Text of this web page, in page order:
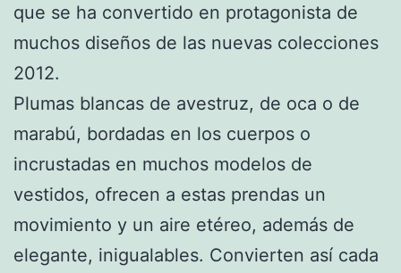
que se ha convertido en protagonista de
muchos diseños de las nuevas colecciones
2012.
Plumas blancas de avestruz, de oca o de
marabú, bordadas en los cuerpos o
incrustadas en muchos modelos de
vestidos, ofrecen a estas prendas un
movimiento y un aire etéreo, además de
elegante, inigualables. Convierten así cada